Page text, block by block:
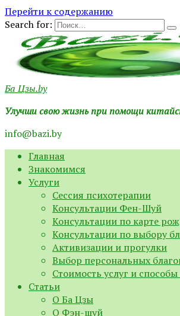
Перейти к содержанию
Search for:
Ба Цзы.by
Улучши свою жизнь при помощи
info@bazi.by
Главная
Знакомимся
Услуги
Сессия психотерапии
Консультации Фен-Шуй
Консультации по карте
Консультации по выбору
Активизации и прогулки
Выбор персональных
Стоимость услуг и
Статьи
О Ба Цзы
О Фэн-шуй